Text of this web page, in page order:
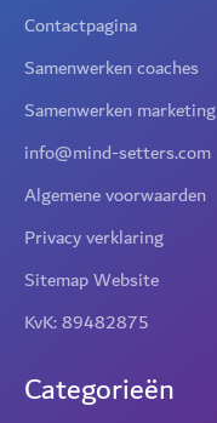
Contactpagina
Samenwerken coaches
Samenwerken marketing
info@mind-setters.com
Algemene voorwaarden
Privacy verklaring
Sitemap Website
KvK: 89482875
Categorieën